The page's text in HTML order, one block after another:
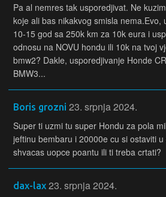
Pa al nemres tak usporedjivat. Ne
koje ali bas nikakvog smisla nema.Evo,
10-15 god sa 250k km za 10k eura i
odnosu na NOVU hondu ili 10k na tvoj
bmw2? Dakle, usporedjivanje Honde
BMW3...
Boris grozni 23. srpnja 2024.
Super ti uzmi tu super Hondu za pola
jeftinu bembaru i 20000e cu si ostaviti
shvacas uopce poantu ili ti treba crtati?
dax-lax 23. srpnja 2024.